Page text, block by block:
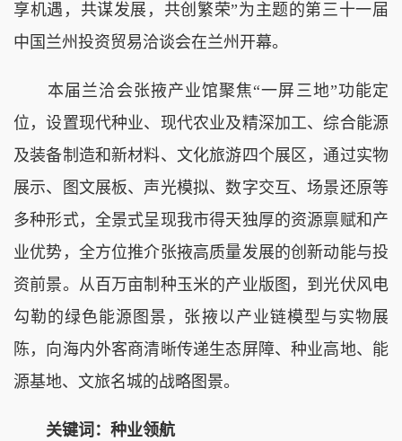
享机遇，共谋发展，共创繁荣”为主题的第三十一届
中国兰州投资贸易洽谈会在兰州开幕。
本届兰洽会张掖产业馆聚焦“一屏三地”功能定
位，设置现代种业、现代农业及精深加工、综合能源
及装备制造和新材料、文化旅游四个展区，通过实物
展示、图文展板、声光模拟、数字交互、场景还原等
多种形式，全景式呈现我市得天独厚的资源禀赋和产
业优势，全方位推介张掖高质量发展的创新动能与投
资前景。从百万亩制种玉米的产业版图，到光伏风电
勾勒的绿色能源图景，张掖以产业链模型与实物展
陈，向海内外客商清晰传递生态屏障、种业高地、能
源基地、文旅名城的战略图景。
关键词：种业领航